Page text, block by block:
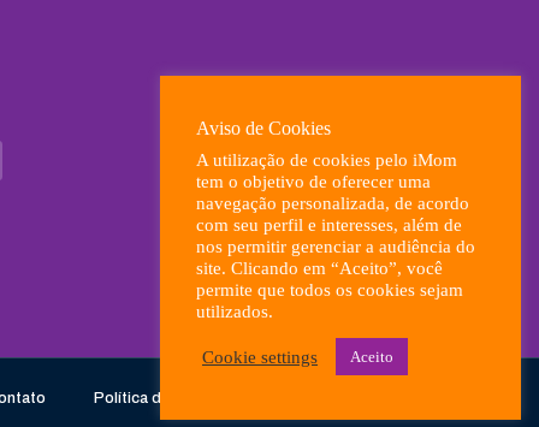
Política de Privacidade
Aviso de Cookies
A utilização de cookies pelo iMom
tem o objetivo de oferecer uma
navegação personalizada, de acordo
com seu perfil e interesses, além de
nos permitir gerenciar a audiência do
site. Clicando em “Aceito”, você
permite que todos os cookies sejam
utilizados.
Cookie settings Aceito